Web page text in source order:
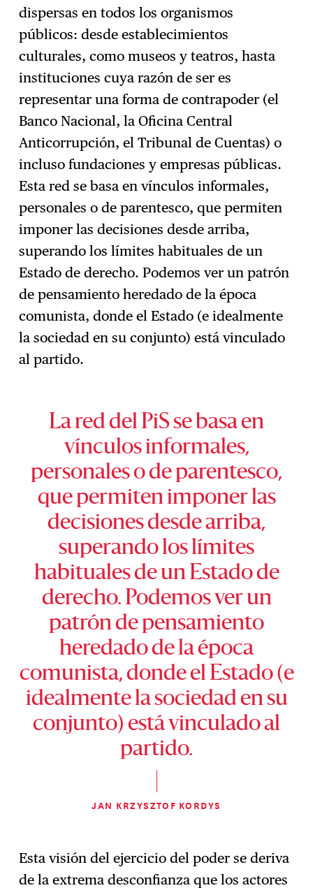
dispersas en todos los organismos
públicos: desde establecimientos
culturales, como museos y teatros, hasta
instituciones cuya razón de ser es
representar una forma de contrapoder (el
Banco Nacional, la Oficina Central
Anticorrupción, el Tribunal de Cuentas) o
incluso fundaciones y empresas públicas.
Esta red se basa en vínculos informales,
personales o de parentesco, que permiten
imponer las decisiones desde arriba,
superando los límites habituales de un
Estado de derecho. Podemos ver un patrón
de pensamiento heredado de la época
comunista, donde el Estado (e idealmente
la sociedad en su conjunto) está vinculado
al partido.
La red del PiS se basa en
vínculos informales,
personales o de parentesco,
que permiten imponer las
decisiones desde arriba,
superando los límites
habituales de un Estado de
derecho. Podemos ver un
patrón de pensamiento
heredado de la época
comunista, donde el Estado (e
idealmente la sociedad en su
conjunto) está vinculado al
partido.
JAN KRZYSZTOF KORDYS
Esta visión del ejercicio del poder se deriva
de la extrema desconfianza que los actores